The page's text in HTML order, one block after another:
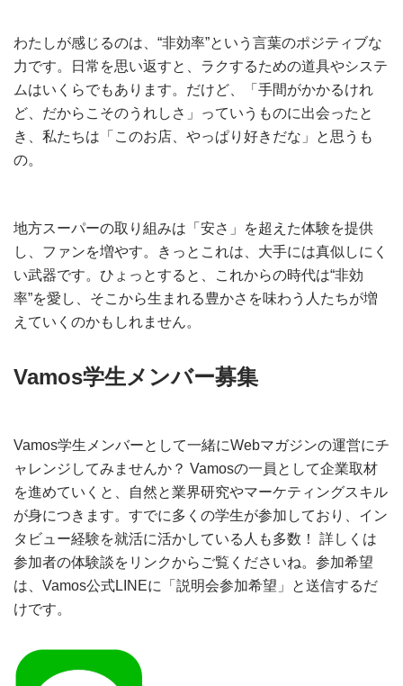
わたしが感じるのは、“非効率”という言葉のポジティブな
力です。日常を思い返すと、ラクするための道具やシステ
ムはいくらでもあります。だけど、「手間がかかるけれ
ど、だからこそのうれしさ」っていうものに出会ったと
き、私たちは「このお店、やっぱり好きだな」と思うも
の。
地方スーパーの取り組みは「安さ」を超えた体験を提供
し、ファンを増やす。きっとこれは、大手には真似しにく
い武器です。ひょっとすると、これからの時代は“非効
率”を愛し、そこから生まれる豊かさを味わう人たちが増
えていくのかもしれません。
Vamos学生メンバー募集
Vamos学生メンバーとして一緒にWebマガジンの運営にチ
ャレンジしてみませんか？ Vamosの一員として企業取材
を進めていくと、自然と業界研究やマーケティングスキル
が身につきます。すでに多くの学生が参加しており、イン
タビュー経験を就活に活かしている人も多数！ 詳しくは
参加者の体験談をリンクからご覧くださいね。参加希望
は、Vamos公式LINEに「説明会参加希望」と送信するだ
けです。